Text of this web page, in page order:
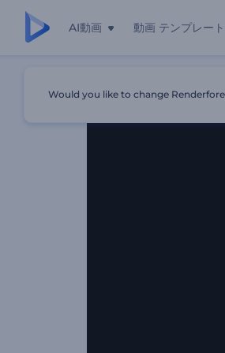
AI動画 動画 テンプレート
Would you like to change